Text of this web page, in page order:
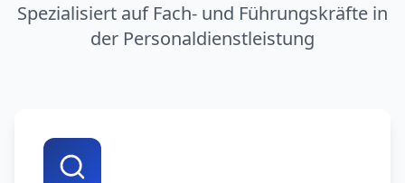
Spezialisiert auf Fach- und Führungskräfte in
der Personaldienstleistung